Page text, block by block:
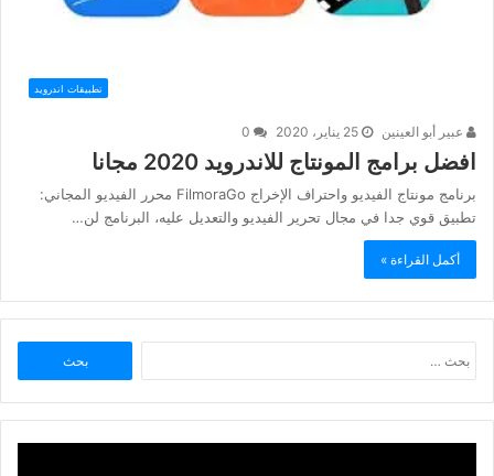
تطبيقات اندرويد
عبير أبو العينين 25 يناير، 2020
افضل برامج المونتاج للاندرويد 2020 مجانا
برنامج مونتاج الفيديو واحتراف الإخراج FilmoraGo محرر الفيديو المجاني:
تطبيق قوي جدا في مجال تحرير الفيديو والتعديل عليه، البرنامج لن…
أكمل القراءة »
عن: